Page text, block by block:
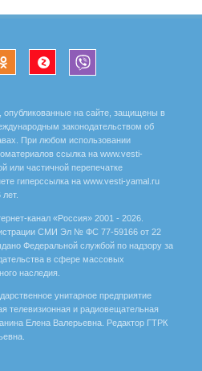
на сайте, защищены в
законодательством об
При любом использовании
ссылка на www.vesti-
или частичной перепечатке
гиперссылка на www.vesti-yamal.ru
канал «Россия» 2001 - 2026.
СМИ Эл № ФС 77-59166 от 22
Федеральной службой по надзору за
в сфере массовых
наследия.
унитарное предприятие
телевизионная и радиовещательная
Елена Валерьевна. Редактор ГТРК